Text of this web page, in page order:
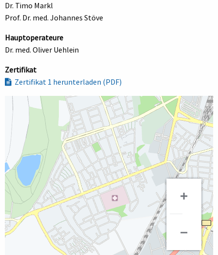
Dr. Timo Markl
Prof. Dr. med. Johannes Stöve
Hauptoperateure
Dr. med. Oliver Uehlein
Zertifikat
Zertifikat 1 herunterladen (PDF)